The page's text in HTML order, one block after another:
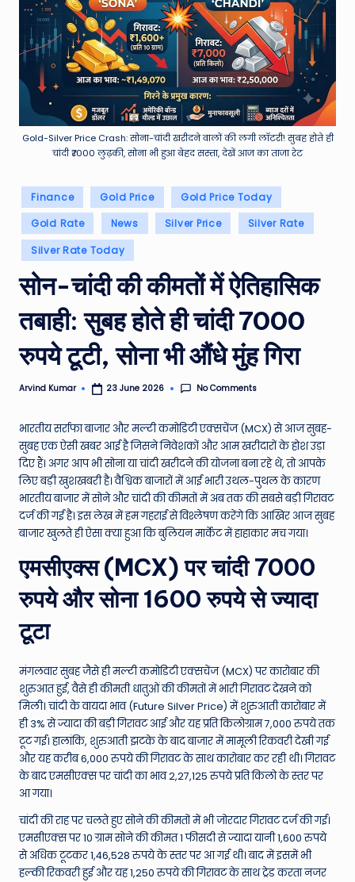
e
a
t
h
er
,
e
c
h
&
M
o
vi
e
w
s
A
ro
u
n
d
T
h
e
W
o
rl
d
Gold-Silver Price Crash: सोना-चांदी खरीदने वालों की लगी लॉटरी! सुबह होते ही
चांदी ₹7000 लुढ़की, सोना भी हुआ बेहद सस्ता, देखें आज का ताजा रेट
Posted
in
Finance Gold Price
Gold Price Today
Gold Rate
News Silver Price
Silver Rate
Silver Rate Today
सोन-चांदी की कीमतों में ऐतिहासिक
तबाही: सुबह होते ही चांदी 7000
रुपये टूटी, सोना भी औंधे मुंह गिरा
Posted
Arvind Kumar 23 June 2026 No Comments
भारतीय सर्राफा बाजार और मल्टी कमोडिटी एक्सचेंज (MCX) से आज सुबह-
सुबह एक ऐसी खबर आई है जिसने निवेशकों और आम खरीदारों के होश उड़ा
दिए हैं। अगर आप भी सोना या चांदी खरीदने की योजना बना रहे थे, तो आपके
लिए बड़ी खुशखबरी है। वैश्विक बाजारों में आई भारी उथल-पुथल के कारण
भारतीय बाजार में सोने और चांदी की कीमतों में अब तक की सबसे बड़ी गिरावट
दर्ज की गई है। इस लेख में हम गहराई से विश्लेषण करेंगे कि आखिर आज सुबह
बाजार खुलते ही ऐसा क्या हुआ कि बुलियन मार्केट में हाहाकार मच गया।
एमसीएक्स (MCX) पर चांदी 7000
रुपये और सोना 1600 रुपये से ज्यादा
टूटा
मंगलवार सुबह जैसे ही मल्टी कमोडिटी एक्सचेंज (MCX) पर कारोबार की
शुरुआत हुई, वैसे ही कीमती धातुओं की कीमतों में भारी गिरावट देखने को
मिली। चांदी के वायदा भाव (Future Silver Price) में शुरुआती कारोबार में
ही 3% से ज्यादा की बड़ी गिरावट आई और यह प्रति किलोग्राम 7,000 रुपये तक
टूट गई। हालांकि, शुरुआती झटके के बाद बाजार में मामूली रिकवरी देखी गई
और यह करीब 6,000 रुपये की गिरावट के साथ कारोबार कर रही थी। गिरावट
के बाद एमसीएक्स पर चांदी का भाव 2,27,125 रुपये प्रति किलो के स्तर पर
आ गया।
चांदी की राह पर चलते हुए सोने की कीमतों में भी जोरदार गिरावट दर्ज की गई।
एमसीएक्स पर 10 ग्राम सोने की कीमत 1 फीसदी से ज्यादा यानी 1,600 रुपये
से अधिक टूटकर 1,46,528 रुपये के स्तर पर आ गई थी। बाद में इसमें भी
हल्की रिकवरी हुई और यह 1,250 रुपये की गिरावट के साथ ट्रेड करता नजर